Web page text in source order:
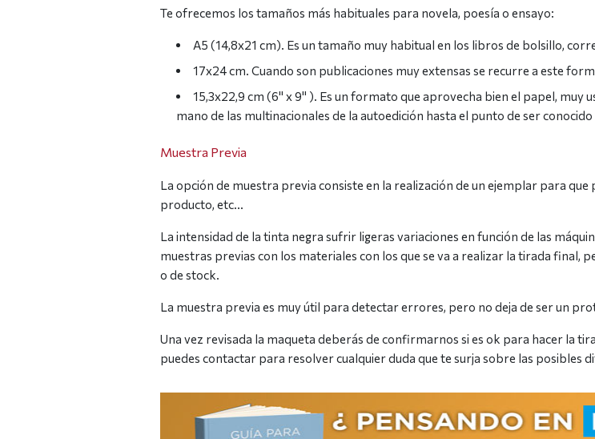
Te ofrecemos los tamaños más habituales para novela, poesía o ensayo:
A5 (14,8x21 cm). Es un tamaño muy habitual en los libros de bolsillo,
17x24 cm. Cuando son publicaciones muy extensas se recurre a este
15,3x22,9 cm (6" x 9" ). Es un formato que aprovecha bien el papel, muy
mano de las multinacionales de la autoedición hasta el punto de ser
Muestra Previa
La opción de muestra previa consiste en la realización de un ejemplar para que
producto, etc…
La intensidad de la tinta negra sufrir ligeras variaciones en función de las
muestras previas con los materiales con los que se va a realizar la tirada final,
o de stock.
La muestra previa es muy útil para detectar errores, pero no deja de ser un
Una vez revisada la maqueta deberás de confirmarnos si es ok para hacer la
puedes contactar para resolver cualquier duda que te surja sobre las posibles